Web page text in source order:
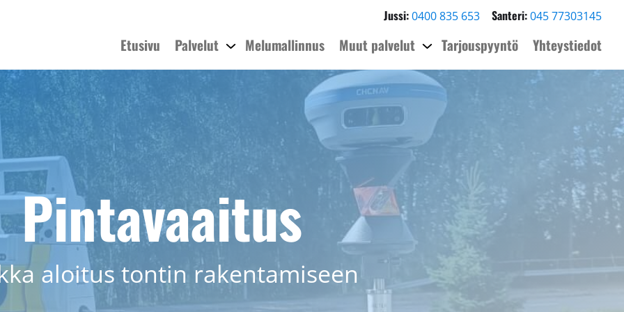
Jussi:0400 835 653 Santeri:045 77303145
Etusivu Palvelut Melumallinnus Muut palvelut Tarjouspyyntö Yhteystiedot
Pintavaaitus
aloitus tontin rakentamiseen